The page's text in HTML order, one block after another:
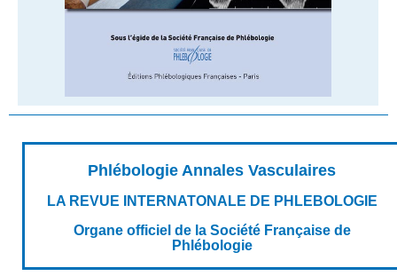
Phlébologie Annales Vasculaires
LA REVUE INTERNATONALE DE PHLEBOLOGIE
Organe officiel de la Société Française de
Phlébologie